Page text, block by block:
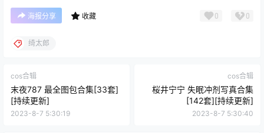
海报分享 收藏 0 0
绮太郎
cos合辑
末夜787 最全图包合集[33套]
[持续更新]
2023-8-7 5:30:19
cos合辑
桜井宁宁 失眠冲剂写真合集
[142套][持续更新]
2023-8-7 5:30:40